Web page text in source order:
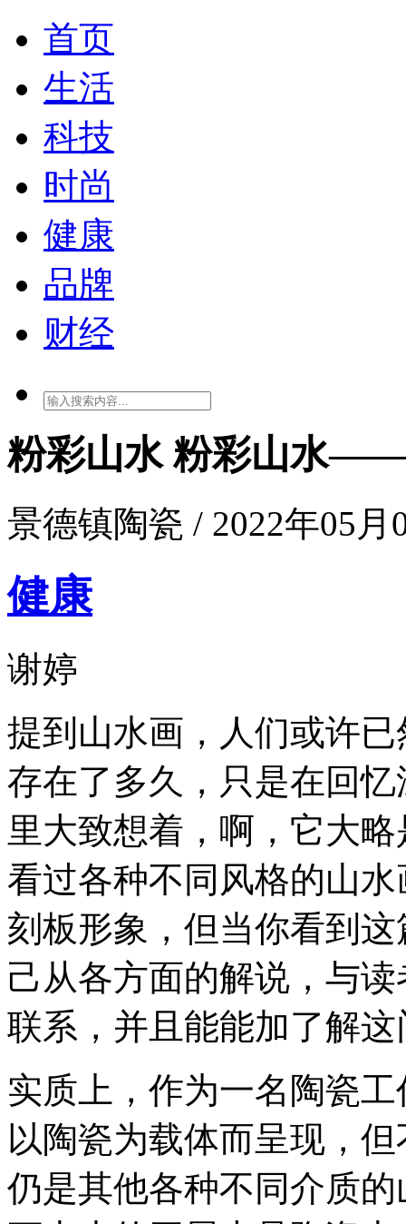
首页
生活
科技
时尚
健康
品牌
财经
粉彩山水 粉彩山水
景德镇陶瓷 / 2022年05月
健康
谢婷
提到山水画，人们或许
存在了多久，只是在回
里大致想着，啊，它大
看过各种不同风格的山
刻板形象，但当你看到
己从各方面的解说，与
联系，并且能能加了解
实质上，作为一名陶瓷
以陶瓷为载体而呈现，
仍是其他各种不同介质